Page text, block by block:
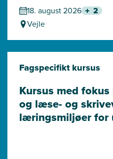
18. august 2026 2
Vejle
Fagspecifikt kursus
Kursus med
og læse- og
læringsmiljøer for